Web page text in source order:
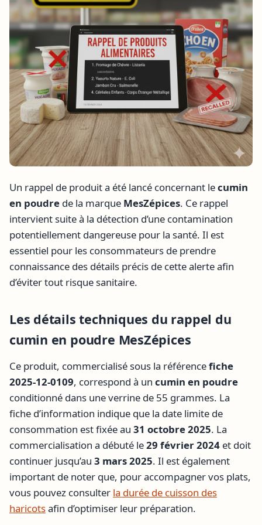
Un rappel de produit a été lancé concernant lecumin
en poudre de la marque MesZépices. Ce rappel
intervient suite à la détection d’une contamination
potentiellement dangereuse pour la santé. Il est
essentiel pour les consommateurs de prendre
connaissance des détails précis de cette alerte afin
d’éviter tout risque sanitaire.
Les détails techniques du rappel du
cumin en poudre MesZépices
Ce produit, commercialisé sous la référencefiche
2025-12-0109, correspond à un cumin en poudre
conditionné dans une verrine de 55 grammes. La
fiche d’information indique que la date limite de
consommation est fixée au 31 octobre 2025. La
commercialisation a débuté le29 février 2024 et doit
continuer jusqu’au 3 mars 2025. Il est également
important de noter que, pour accompagner vos plats,
vous pouvez consulter la durée de cuisson des
haricotsafin d’optimiser leur préparation.